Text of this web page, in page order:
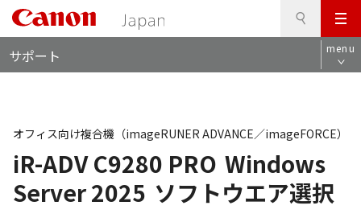
メ
ニ
ュ
サポート menu
iR-ADV C9280 PRO Windows
Server 2025 ソフトウエア選択
オフィス向け複合機（imageRUNER ADVANCE／imageFORCE）